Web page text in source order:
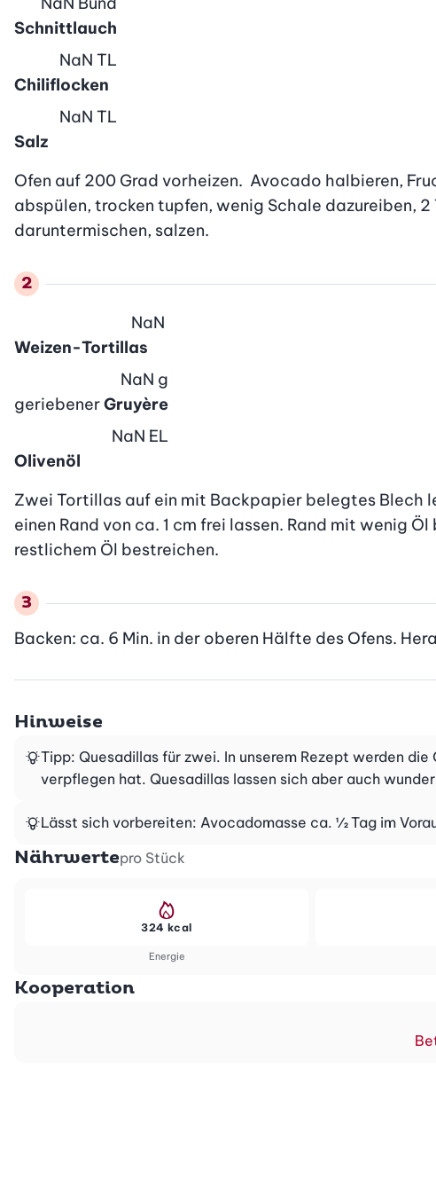
Schnittlauch
Chiliflocken
NaN TL
Salz
NaN TL
Ofen auf 200 Grad vorheizen.  Avocado halbieren,
abspülen, trocken tupfen, wenig Schale dazureiben,
daruntermischen, salzen.
Weizen-Tortillas
NaN
geriebenerGruyère
NaN g
Olivenöl
NaN EL
Zwei Tortillas auf ein mit Backpapier belegtes Blech
einen Rand von ca. 1 cm frei lassen. Rand mit wenig
restlichem Öl bestreichen.
Backen: ca. 6 Min. in der oberen Hälfte des Ofens.
Hinweise
Tipp: Quesadillas für zwei. In unserem Rezept werden
verpflegen hat. Quesadillas lassen sich aber auch
Lässt sich vorbereiten: Avocadomasse ca. ½ Tag im
Nährwertepro Stück
Energie
324 kcal
Kooperation